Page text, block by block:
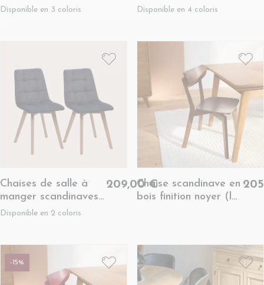
LETA
Disponible en 3 coloris
MATILDA
Disponible en 4 coloris
Chaises de salle à
manger scandinaves
en tissu (lot de 2) -
Disponible en 2 coloris
209,00 €Chaise scandinave en
bois finition noyer (lot
-15%